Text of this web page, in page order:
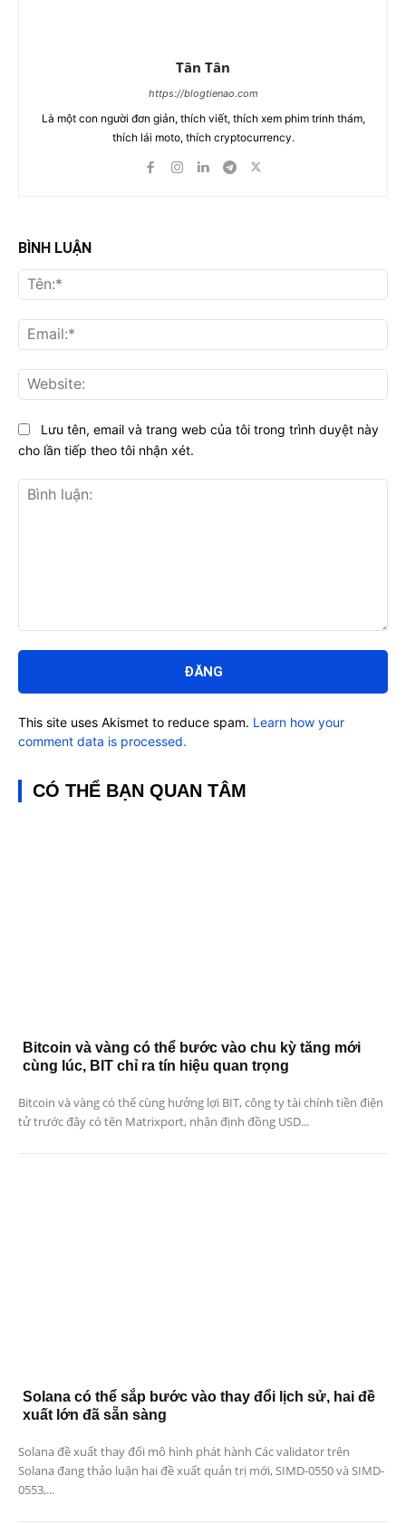
Tân Tân
https://blogtienao.com
Là một con người đơn giản, thích viết, thích xem phim trinh thám,
thích lái moto, thích cryptocurrency.
BÌNH LUẬN
luận:
Lưu tên, email và trang web của tôi trong trình duyệt này
cho lần tiếp theo tôi nhận xét.
This site uses Akismet to reduce spam. Learn how your
comment data is processed.
CÓ THỂ BẠN QUAN TÂM
Bitcoin và vàng có thể bước vào chu kỳ tăng mới
cùng lúc, BIT chỉ ra tín hiệu quan trọng
Bitcoin và vàng có thể cùng hưởng lợi BIT, công ty tài chính tiền điện
tử trước đây có tên Matrixport, nhận định đồng USD...
Solana có thể sắp bước vào thay đổi lịch sử, hai đề
xuất lớn đã sẵn sàng
Solana đề xuất thay đổi mô hình phát hành Các validator trên
Solana đang thảo luận hai đề xuất quản trị mới, SIMD-0550 và SIMD-
0553,...